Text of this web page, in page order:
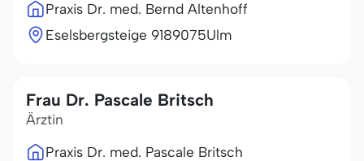
Praxis Dr. med. Bernd Altenhoff
Eselsbergsteige 9189075Ulm
Frau Dr. Pascale Britsch
Ärztin
Praxis Dr. med. Pascale Britsch